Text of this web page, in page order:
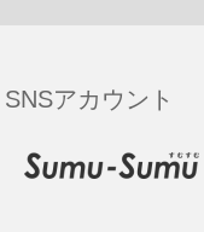
アカウント